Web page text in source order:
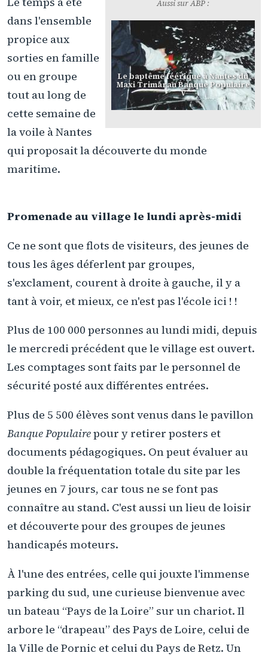
Aussi sur ABP :
Le baptême féérique à Nantes du
Maxi Trimaran Banque Populaire
V
dans l'ensemble
propice aux
sorties en famille
ou en groupe
tout au long de
cette semaine de
la voile à Nantes
qui proposait la découverte du monde
maritime.
Promenade au village le lundi après-midi
Ce ne sont que flots de visiteurs, des jeunes de
tous les âges déferlent par groupes,
s'exclament, courent à droite à gauche, il y a
tant à voir, et mieux, ce n'est pas l'école ici ! !
Plus de 100 000 personnes au lundi midi, depuis
le mercredi précédent que le village est ouvert.
Les comptages sont faits par le personnel de
sécurité posté aux différentes entrées.
Plus de 5 500 élèves sont venus dans le pavillon
Banque Populairepour y retirer posters et
documents pédagogiques. On peut évaluer au
double la fréquentation totale du site par les
jeunes en 7 jours, car tous ne se font pas
connaître au stand. C'est aussi un lieu de loisir
et découverte pour des groupes de jeunes
handicapés moteurs.
À l'une des entrées, celle qui jouxte l'immense
parking du sud, une curieuse bienvenue avec
un bateau “Pays de la Loire” sur un chariot. Il
arbore le “drapeau” des Pays de Loire, celui de
la Ville de Pornic et celui du Pays de Retz. Un